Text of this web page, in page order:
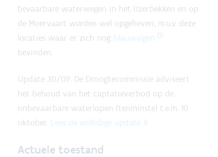
bevaarbare waterwegen in het IJzerbekken en op
de Moervaart worden wel opgeheven, m.u.v. deze
locaties waar er zich nog blauwalgen
bevinden.
Update 30/09: De Droogtecommissie adviseert
het behoud van het captatieverbod op de
onbevaarbare waterlopen (tenminste) t.e.m. 10
oktober. Lees de volledige update »
Actuele toestand